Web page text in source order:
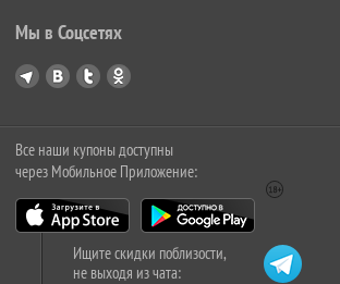
Мы в Соцсетях
Все наши купоны доступны
через Мобильное Приложение:
Ищите скидки поблизости,
не выходя из чата: